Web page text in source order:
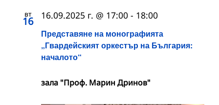
вт
16
Представяне на монографията
„Гвардейският оркестър на България:
началото“
16.09.2025 г. @ 17:00 - 18:00
зала "Проф. Марин Дринов"